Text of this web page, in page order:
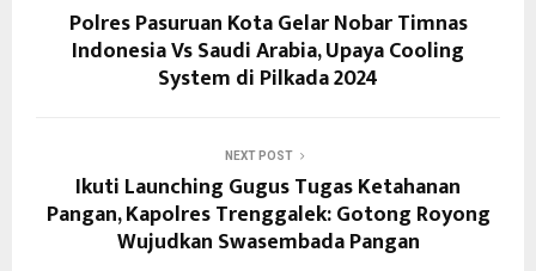
Polres Pasuruan Kota Gelar Nobar Timnas
Indonesia Vs Saudi Arabia, Upaya Cooling
System di Pilkada 2024
NEXT POST
Ikuti Launching Gugus Tugas Ketahanan
Pangan, Kapolres Trenggalek: Gotong Royong
Wujudkan Swasembada Pangan